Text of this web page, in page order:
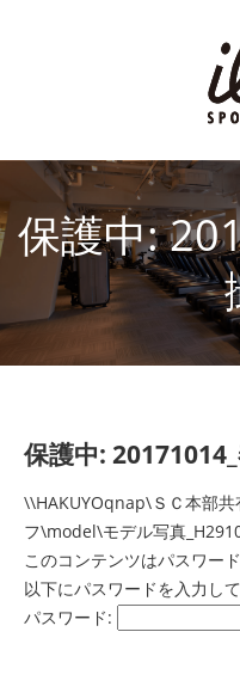
保護中:
保護中:
\\HAKUYOqnap\ＳＣ本部共
フ\model\モデル写真
このコンテンツはパスワー
以下にパスワードを入力して
パスワード: